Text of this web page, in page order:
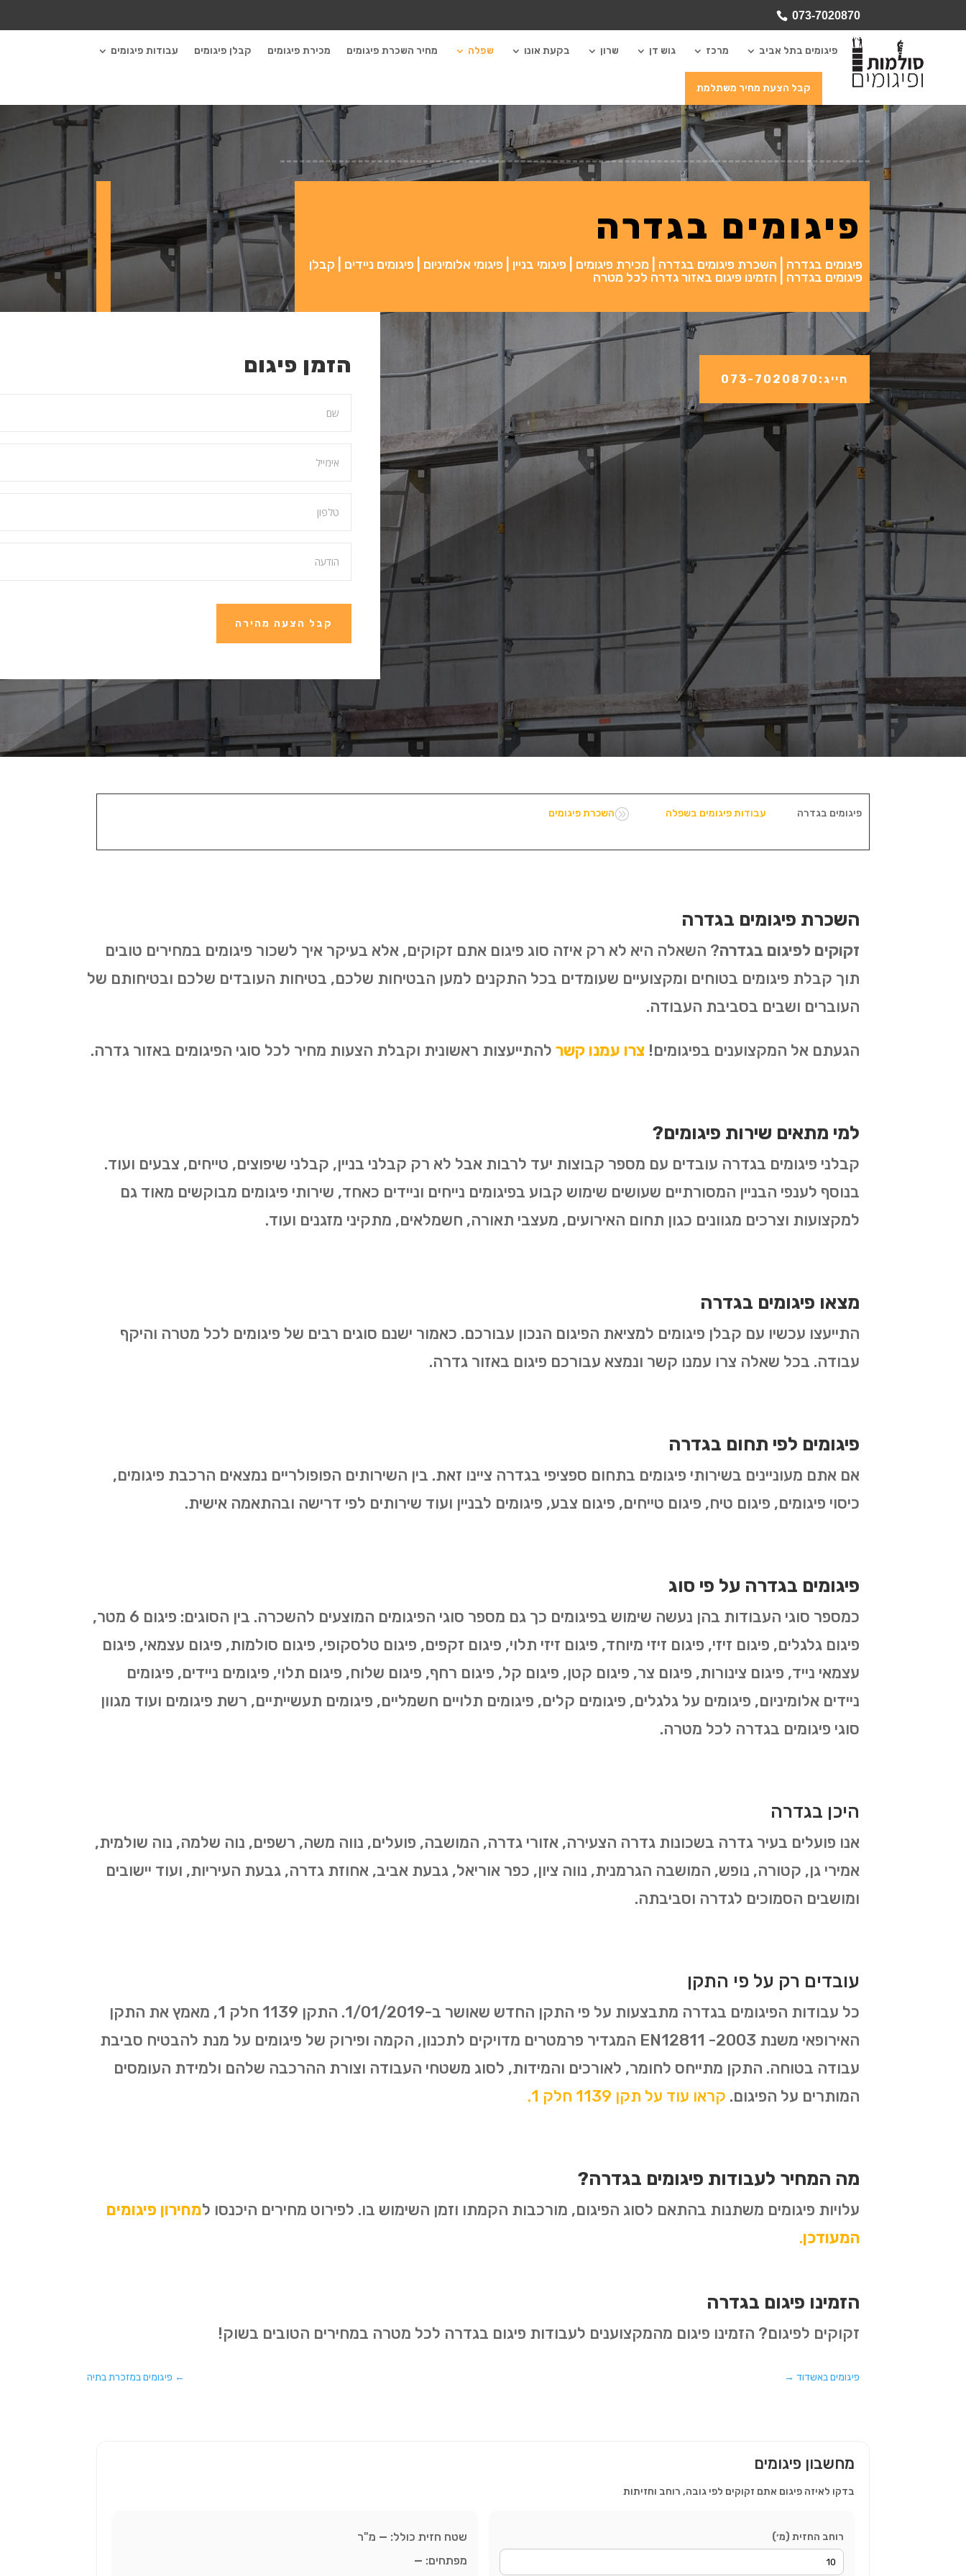
073-7020870
פיגומים בתל אביב מרכז גוש דן שרון בקעת אונו שפלה מחיר השכרת פיגומים מכירת פיגומים קבלן פיגומים עבודות פיגומים
קבל הצעת מחיר משתלמת
פיגומים בגדרה
פיגומים בגדרה | השכרת פיגומים בגדרה | מכירת פיגומים | פיגומי בניין | פיגומי אלומיניום | פיגומים ניידים | קבלן
פיגומים בגדרה | הזמינו פיגום באזור גדרה לכל מטרה
הזמן פיגום
קבל הצעה מהירה
חייג:073-7020870
Aהשכרת פיגומים עבודות פיגומים בשפלה פיגומים בגדרה
השכרת פיגומים בגדרה
זקוקים לפיגום בגדרה? השאלה היא לא רק איזה סוג פיגום אתם זקוקים, אלא בעיקר איך לשכור פיגומים במחירים טובים
תוך קבלת פיגומים בטוחים ומקצועיים שעומדים בכל התקנים למען הבטיחות שלכם, בטיחות העובדים שלכם ובטיחותם של
העוברים ושבים בסביבת העבודה.
הגעתם אל המקצוענים בפיגומים! צרו עמנו קשרלהתייעצות ראשונית וקבלת הצעות מחיר לכל סוגי הפיגומים באזור גדרה.
למי מתאים שירות פיגומים?
קבלני פיגומים בגדרה עובדים עם מספר קבוצות יעד לרבות אבל לא רק קבלני בניין, קבלני שיפוצים, טייחים, צבעים ועוד.
בנוסף לענפי הבניין המסורתיים שעושים שימוש קבוע בפיגומים נייחים וניידים כאחד, שירותי פיגומים מבוקשים מאוד גם
למקצועות וצרכים מגוונים כגון תחום האירועים, מעצבי תאורה, חשמלאים, מתקיני מזגנים ועוד.
מצאו פיגומים בגדרה
התייעצו עכשיו עם קבלן פיגומים למציאת הפיגום הנכון עבורכם. כאמור ישנם סוגים רבים של פיגומים לכל מטרה והיקף
עבודה. בכל שאלה צרו עמנו קשר ונמצא עבורכם פיגום באזור גדרה.
פיגומים לפי תחום בגדרה
אם אתם מעוניינים בשירותי פיגומים בתחום ספציפי בגדרה ציינו זאת. בין השירותים הפופולריים נמצאים הרכבת פיגומים,
כיסוי פיגומים, פיגום טיח, פיגום טייחים, פיגום צבע, פיגומים לבניין ועוד שירותים לפי דרישה ובהתאמה אישית.
פיגומים בגדרה על פי סוג
כמספר סוגי העבודות בהן נעשה שימוש בפיגומים כך גם מספר סוגי הפיגומים המוצעים להשכרה. בין הסוגים: פיגום 6 מטר,
פיגום גלגלים, פיגום זיזי, פיגום זיזי מיוחד, פיגום זיזי תלוי, פיגום זקפים, פיגום טלסקופי, פיגום סולמות, פיגום עצמאי, פיגום
עצמאי נייד, פיגום צינורות, פיגום צר, פיגום קטן, פיגום קל, פיגום רחף, פיגום שלוח, פיגום תלוי, פיגומים ניידים, פיגומים
ניידים אלומיניום, פיגומים על גלגלים, פיגומים קלים, פיגומים תלויים חשמליים, פיגומים תעשייתיים, רשת פיגומים ועוד מגוון
סוגי פיגומים בגדרה לכל מטרה.
היכן בגדרה
אנו פועלים בעיר גדרה בשכונות גדרה הצעירה, אזורי גדרה, המושבה, פועלים, נווה משה, רשפים, נוה שלמה, נוה שולמית,
אמירי גן, קטורה, נופש, המושבה הגרמנית, נווה ציון, כפר אוריאל, גבעת אביב, אחוזת גדרה, גבעת העיריות, ועוד יישובים
ומושבים הסמוכים לגדרה וסביבתה.
עובדים רק על פי התקן
כל עבודות הפיגומים בגדרה מתבצעות על פי התקן החדש שאושר ב-1/01/2019. התקן 1139 חלק 1, מאמץ את התקן
האירופאי משנת 2003- EN12811 המגדיר פרמטרים מדויקים לתכנון, הקמה ופירוק של פיגומים על מנת להבטיח סביבת
עבודה בטוחה. התקן מתייחס לחומר, לאורכים והמידות, לסוג משטחי העבודה וצורת ההרכבה שלהם ולמידת העומסים
המותרים על הפיגום. קראו עוד על תקן 1139 חלק 1.
מה המחיר לעבודות פיגומים בגדרה?
עלויות פיגומים משתנות בהתאם לסוג הפיגום, מורכבות הקמתו וזמן השימוש בו. לפירוט מחירים היכנסו למחירון פיגומים
המעודכן.
הזמינו פיגום בגדרה
זקוקים לפיגום? הזמינו פיגום מהמקצוענים לעבודות פיגום בגדרה לכל מטרה במחירים הטובים בשוק!
← פיגומים במזכרת בתיה פיגומים באשדוד→
מחשבון פיגומים
בדקו לאיזה פיגום אתם זקוקים לפי גובה, רוחב וחזיתות
רוחב החזית (מ׳) שטח חזית כולל: — מ"ר
מפתחים: —